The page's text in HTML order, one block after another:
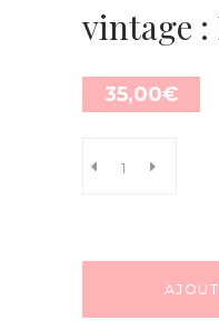
vintage :
35,00€